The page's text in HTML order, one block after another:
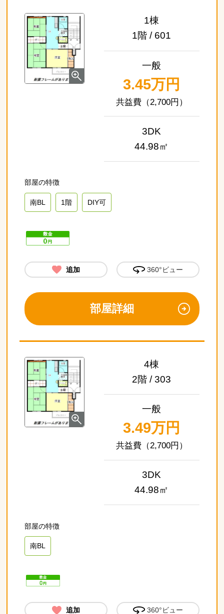
1棟
1階 / 601
一般
3.45万円
（2,700円）
3DK
44.98㎡
南BL 1階 DIY可
追加 360°ビュー
部屋詳細
4棟
2階 / 303
一般
3.49万円
（2,700円）
3DK
44.98㎡
南BL
追加 360°ビュー